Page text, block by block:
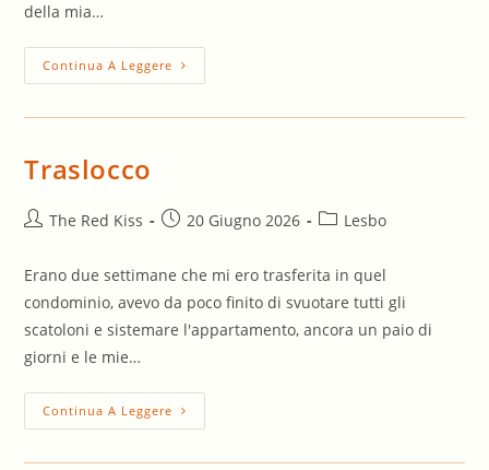
della mia…
Continua A Leggere Mia
Moglie
Traslocco
AutoreThe Red Kiss
Articolo20 Giugno 2026
Categoria
Lesbo
Erano due settimane che mi ero trasferita in quel
condominio, avevo da poco finito di svuotare tutti gli
scatoloni e sistemare l'appartamento, ancora un paio di
giorni e le mie…
Continua A Leggere Traslocco